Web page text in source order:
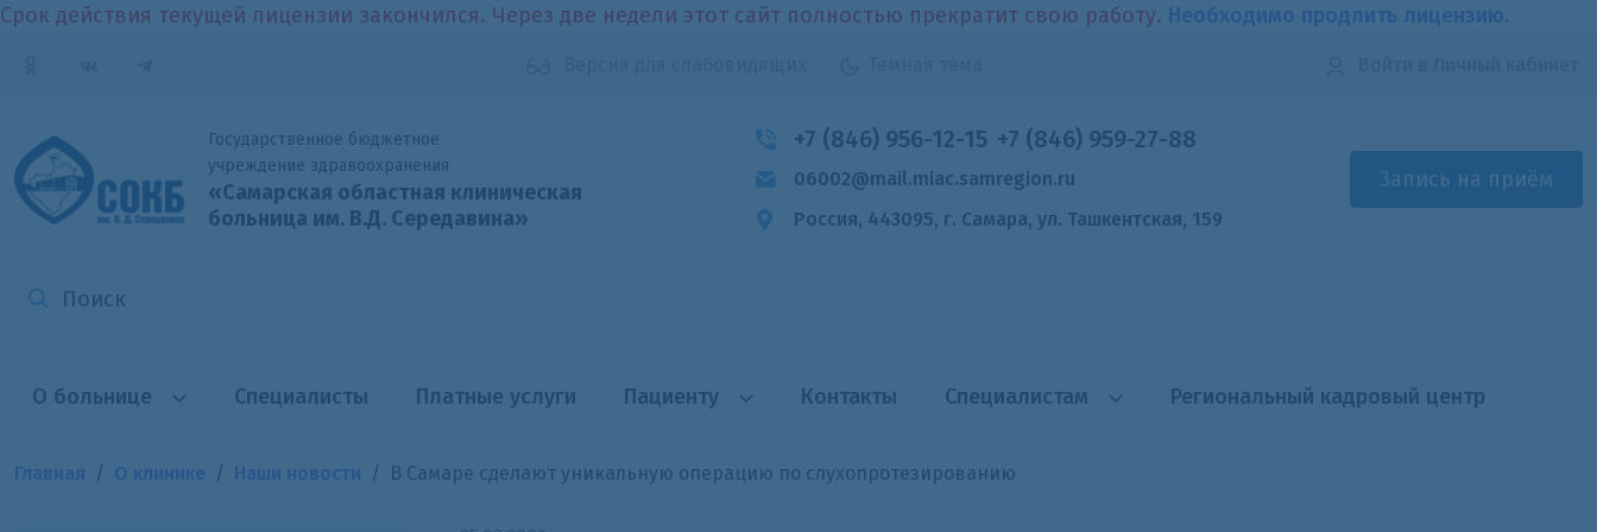
Срок действия текущей лицензии закончился. Через две недели этот сайт полностью прекратит свою работу.
Государственное бюджетное
учреждение здравоохранения
«Самарская областная клиническая
больница им. В.Д. Середавина»
+7 (846) 956-12-15 +7 (846) 959-27-88
06002@mail.miac.samregion.ru
Россия, 443095, г. Самара, ул. Ташкентская, 159
Запись на приём
О больнице Специалисты Платные услуги Пациенту Контакты Специалистам Региональный кадровый центр
В Самаре сделают уникальную операцию по слухопротезированию